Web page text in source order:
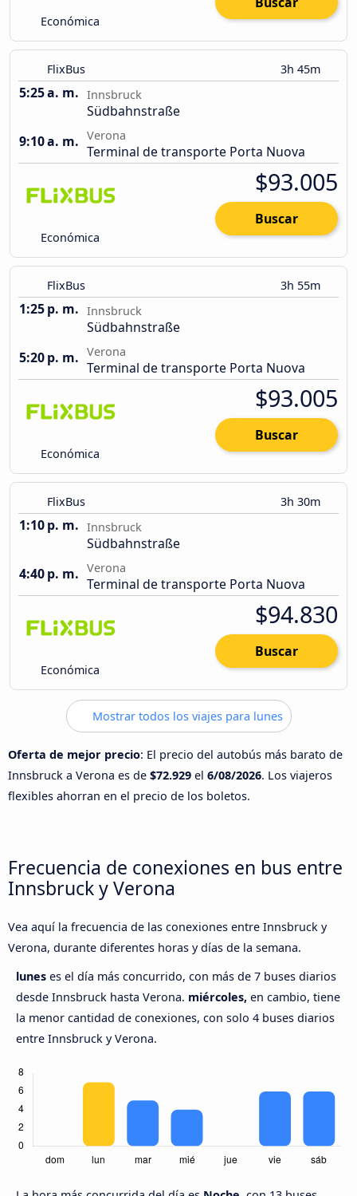
Económica
FlixBus 3h 45m
5:25 a. m. Innsbruck
Südbahnstraße
9:10 a. m. Verona
Terminal de transporte Porta Nuova
Económica
$93.005
Buscar
FlixBus 3h 55m
1:25 p. m. Innsbruck
Südbahnstraße
5:20 p. m. Verona
Terminal de transporte Porta Nuova
Económica
$93.005
Buscar
FlixBus 3h 30m
1:10 p. m. Innsbruck
Südbahnstraße
4:40 p. m. Verona
Terminal de transporte Porta Nuova
Económica
$94.830
Buscar
Mostrar todos los viajes para lunes
Oferta de mejor precio: El precio del autobús más barato de
Innsbruck a Verona es de $72.929 el 6/08/2026. Los viajeros
flexibles ahorran en el precio de los boletos.
Frecuencia de conexiones en bus entre
Innsbruck y Verona
Vea aquí la frecuencia de las conexiones entre Innsbruck y
Verona, durante diferentes horas y días de la semana.
lunes es el día más concurrido, con más de 7 buses diarios
desde Innsbruck hasta Verona. miércoles, en cambio, tiene
la menor cantidad de conexiones, con solo 4 buses diarios
entre Innsbruck y Verona.